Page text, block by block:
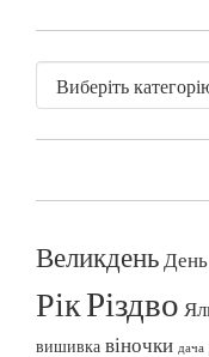
Великдень
РікРіздво
вишивка віночки дача